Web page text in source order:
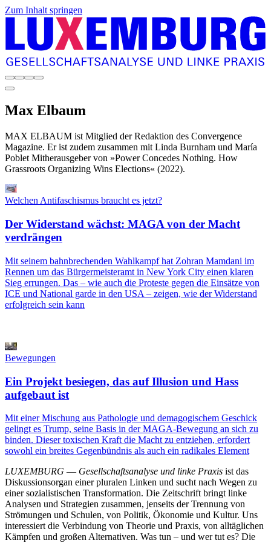
Zum Inhalt springen
Max Elbaum
MAX ELBAUM ist Mitglied der Redaktion des Convergence
Magazine. Er ist zudem zusammen mit Linda Burnham und María
Poblet Mitherausgeber von »Power Concedes Nothing. How
Grassroots Organizing Wins Elections« (2022).
Welchen Antifaschismus braucht es jetzt?
Der Widerstand wächst: MAGA von der Macht
verdrängen
Mit seinem bahnbrechenden Wahlkampf hat Zohran Mamdani im
Rennen um das Bürgermeisteramt in New York City einen klaren
Sieg errungen. Das – wie auch die Proteste gegen die Einsätze von
ICE und National garde in den USA – zeigen, wie der Widerstand
erfolgreich sein kann
Bewegungen
Ein Projekt besiegen, das auf Illusion und Hass
aufgebaut ist
Mit einer Mischung aus Pathologie und demagogischem Geschick
gelingt es Trump, seine Basis in der MAGA-Bewegung an sich zu
binden. Dieser toxischen Kraft die Macht zu entziehen, erfordert
sowohl ein breites Gegenbündnis als auch ein radikales Element
LUXEMBURG — Gesellschaftsanalyse und linke Praxis ist das
Diskussionsorgan einer pluralen Linken und sucht nach Wegen zu
einer sozialistischen Transformation. Die Zeitschrift bringt linke
Analysen und Strategien zusammen, jenseits der Trennung von
Strömungen und Schulen, von Politik, Ökonomie und Kultur. Uns
interessiert die Verbindung von Theorie und Praxis, von alltäglichen
Kämpfen und großen Alternativen. Was tun – und wer tut es? Die